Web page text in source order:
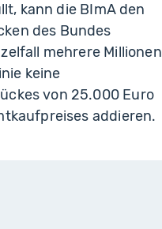
kann die BImA den
des Bundes
mehrere Millionen
keine
von 25.000 Euro
addieren.